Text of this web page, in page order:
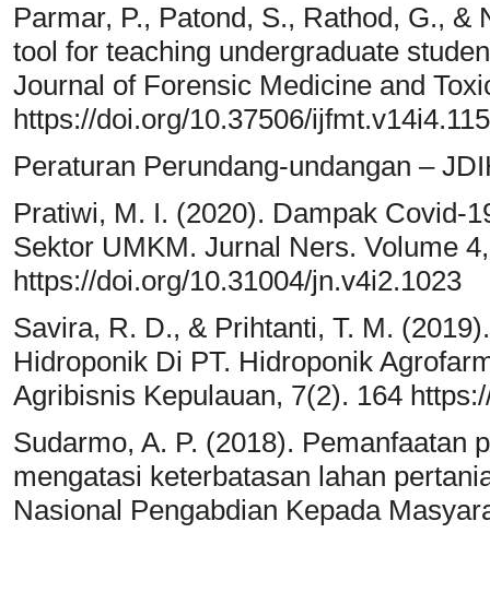
Parmar, P., Patond, S., Rathod, G.,
tool for teaching undergraduate
Journal of Forensic Medicine and
https://doi.org/10.37506/
Peraturan Perundang-undangan –
Pratiwi, M. I. (2020). Dampak Covid-
Sektor UMKM. Jurnal Ners. Volume
https://doi.org/10.31004/jn.v4i2.1023
Savira, R. D., & Prihtanti, T. M.
Hidroponik Di PT. Hidroponik
Agribisnis Kepulauan, 7(2). 164
Sudarmo, A. P. (2018). Pemanfaatan
mengatasi keterbatasan lahan
Nasional Pengabdian Kepada